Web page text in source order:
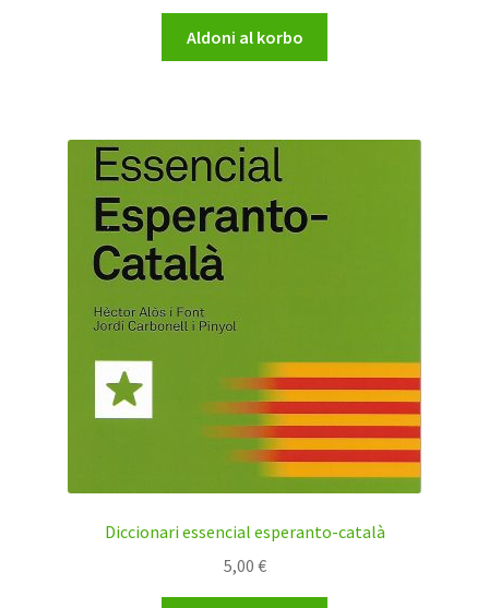
Aldoni al korbo
Diccionari essencial esperanto-català
5,00 €